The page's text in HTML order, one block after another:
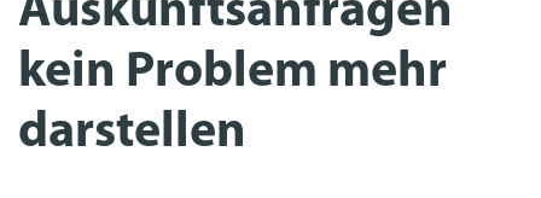
Auskunftsanfragen
kein Problem mehr
darstellen